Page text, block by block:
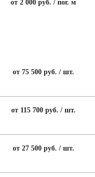
от 2 000 руб. / пог. м
от 75 500 руб. / шт.
от 115 700 руб. / шт.
от 27 500 руб. / шт.